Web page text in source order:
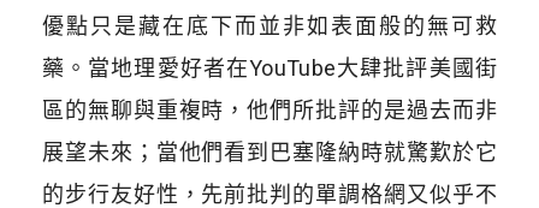
優點只是藏在底下而並非如表面般的無可救
藥。當地理愛好者在YouTube大肆批評美國街
區的無聊與重複時，他們所批評的是過去而非
展望未來；當他們看到巴塞隆納時就驚歎於它
的步行友好性，先前批判的單調格網又似乎不